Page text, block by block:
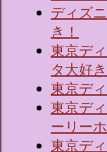
ディズ
き！
東京デ
タ大好き
東京デ
東京デ
ーリー
東京デ